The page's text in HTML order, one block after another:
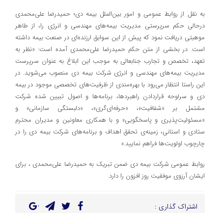
به نقل از روابط عمومی و امور بین‌الملل بیمه دی؛ حمیدرضا علی‌محمدی
درحالی حکم سرپرستی مدیریت بیمه‌های مهندسی و انرژی را، از طاهر
موهبتی دریافت نمود که پیش از این سوابق ارزنده‌ای در صنعت بیمه داشته
است. در بخشی از متن حکم حمیدرضا علی‌محمدی آمده است: «نظر به
تعهد، تخصص و تجارب جنابعالی به موجب این ابلاغ به عنوان سرپرست
مدیریت بیمه‌های مهندسی و انرژی شرکت بیمه دی منصوب می‌شوید. در
این راستا انتظار می‌رود با بهره‌مندی از ظرفیت‌های تخصصی موجود در بیمه
دی و سرلوحه قراردادن راهبردها، برنامه‌ها و اصول تبیین شده شرکت
مشتمل بر «شفافیت»، «حرفه‌ای‌گری»، «دلبستگی سازمانی» و
«مسئولیت‌پذیری و پاسخگویی» و با همکاری معاونین و مدیران محترم
ستادی و استانی، زمینه‌ی تحقق اهداف و برنامه‌های شرکت بیمه دی را در
چارچوب اولویت‌ها فراهم نمایید.»
روابط عمومی شرکت بیمه دی ضمن تبریک به حمیدرضا علی‌محمدی ، برای
ایشان آرزوی موفقیت روز افزون را دارد.
اشتراک گذاری :